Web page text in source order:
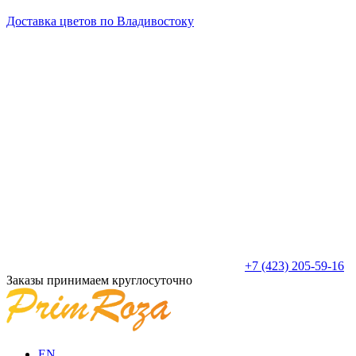
Доставка цветов по Владивостоку
+7 (423) 205-59-16
Заказы принимаем круглосуточно